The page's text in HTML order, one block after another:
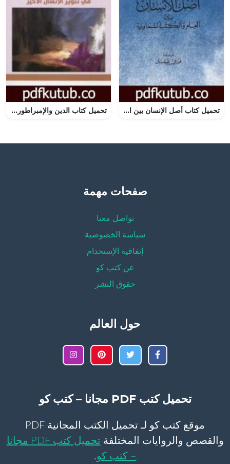
تحميل كتاب أصل الإنسان بين العلم والكتب السماوية PDF تأليف موريس بوكاي مجانا [كامل] تحميل كتاب الدين والإمبراطورية – في تنوير الإنسان الأخير PDF تأليف فتحي المسكيني مجانا [كامل]
صفحات مهمة
تواصل معنا
سياسة الخصوصية
إتفاقية الإستخدام
عن كتب كو
حقوق النشر
حول العالم
تحميل كتب PDF مجانا – كتب كو
موقع كتب كو لـ تحميل الكتب المجانية PDF
والقصص والروايات المختلفة
تحميل كتب PDF مجانا
– كتب كو.